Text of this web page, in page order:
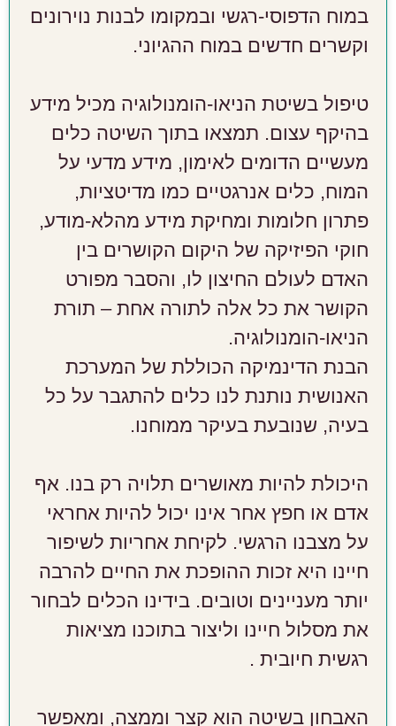
במוח הדפוסי-רגשי ובמקומו לבנות נוירונים
וקשרים חדשים במוח ההגיוני.
טיפול בשיטת הניאו-הומנולוגיה מכיל מידע
בהיקף עצום. תמצאו בתוך השיטה כלים
מעשיים הדומים לאימון, מידע מדעי על
המוח, כלים אנרגטיים כמו מדיטציות,
פתרון חלומות ומחיקת מידע מהלא-מודע,
חוקי הפיזיקה של היקום הקושרים בין
האדם לעולם החיצון לו, והסבר מפורט
הקושר את כל אלה לתורה אחת – תורת
הניאו-הומנולוגיה.
הבנת הדינמיקה הכוללת של המערכת
האנושית נותנת לנו כלים להתגבר על כל
בעיה, שנובעת בעיקר ממוחנו.
היכולת להיות מאושרים תלויה רק בנו. אף
אדם או חפץ אחר אינו יכול להיות אחראי
על מצבנו הרגשי. לקיחת אחריות לשיפור
חיינו היא זכות ההופכת את החיים להרבה
יותר מעניינים וטובים. בידינו הכלים לבחור
את מסלול חיינו וליצור בתוכנו מציאות
רגשית חיובית .
האבחון בשיטה הוא קצר וממצה, ומאפשר